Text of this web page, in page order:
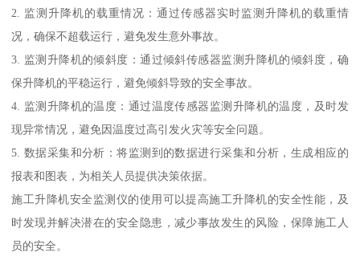
2. 监测升降机的载重情况：通过传感器实时监测升降机的载重情
况，确保不超载运行，避免发生意外事故。
3. 监测升降机的倾斜度：通过倾斜传感器监测升降机的倾斜度，确
保升降机的平稳运行，避免倾斜导致的安全事故。
4. 监测升降机的温度：通过温度传感器监测升降机的温度，及时发
现异常情况，避免因温度过高引发火灾等安全问题。
5. 数据采集和分析：将监测到的数据进行采集和分析，生成相应的
报表和图表，为相关人员提供决策依据。
施工升降机安全监测仪的使用可以提高施工升降机的安全性能，及
时发现并解决潜在的安全隐患，减少事故发生的风险，保障施工人
员的安全。